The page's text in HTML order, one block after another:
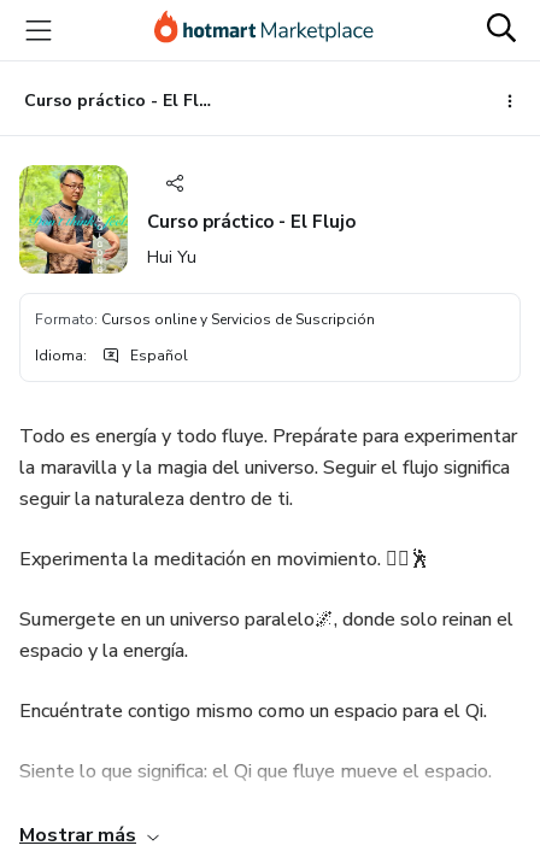
principal
página
de
página
Curso práctico - El Flujo
Curso práctico - El Flujo
Hui Yu
Formato: Cursos online y Servicios de Suscripción
Idioma: Español
Todo es energía y todo fluye. Prepárate para experimentar
la maravilla y la magia del universo. Seguir el flujo significa
seguir la naturaleza dentro de ti.
Experimenta la meditación en movimiento. 🧘‍♀️🕺
Sumergete en un universo paralelo🌌, donde solo reinan el
espacio y la energía.
Encuéntrate contigo mismo como un espacio para el Qi.
Siente lo que significa: el Qi que fluye mueve el espacio.
El curso es apto tanto para principiantes como para
Mostrar más